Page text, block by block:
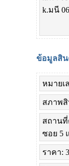
k.มนี
ข้อมูลสิน
หมายเ
สภาพสิ
สถานที่
ซอย 5
ราคา: